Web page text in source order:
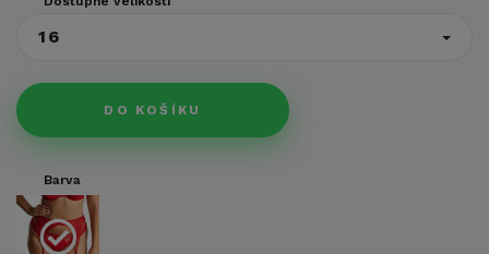
16
DO KOŠÍKU
Barva